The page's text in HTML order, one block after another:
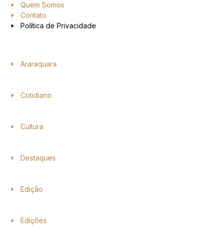
Quem Somos
Contato
Política de Privacidade
Araraquara
Cotidiano
Cultura
Destaques
Edição
Edições